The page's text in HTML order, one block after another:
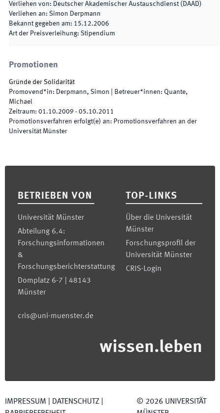
Verliehen von: Deutscher Akademischer Austauschdienst (DAAD)
Verliehen an: Simon Derpmann
Bekannt gegeben am: 15.12.2006
Art der Preisverleihung: Stipendium
Promotionen
Gründe der Solidarität
Promovend*in: Derpmann, Simon Betreuer*innen: Quante,
Michael
Zeitraum: 01.10.2009 - 05.10.2011
Promotionsverfahren erfolgt(e) an: Promotionsverfahren an der
Universität Münster
BETRIEBEN VON
Universität Münster
Abteilung 6.4:
Forschungsinformationen
&
Forschungsberichterstattung
Domplatz 6-7 | 48143
Münster
cris@uni-muenster.de
TOP-LINKS
Über die Universität
Münster
Forschungsprofil der
Universität Münster
CRIS-Login
wissen.leben
IMPRESSUM DATENSCHUTZ © 2026 UNIVERSITÄT